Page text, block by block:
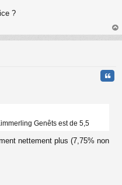
?
au
Genêts est de 5,5
nettement plus (7,75% non